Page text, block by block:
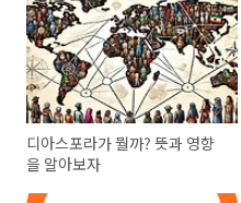
디아스포라가 뭘까? 뜻과 영향
을 알아보자